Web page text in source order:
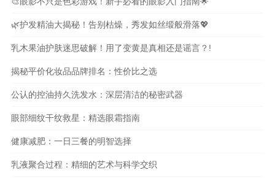
🌿护发精油大揭秘！告别枯燥，秀发如丝缎般滑落💖
乳木果油护肤迷思破解！用了变黄是真相还是谣言？!
揭秘平价化妆品品牌排名：性价比之选
公认的控油持久洗发水：深层清洁的秘密武器
眼部细纹干纹救星：精选眼霜指南
健康减肥：一日三餐的明智选择
乳液聚合过程：精细的艺术与科学交织